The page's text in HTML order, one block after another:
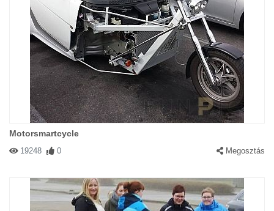
Motorsmartcycle
19248 0 Megosztás